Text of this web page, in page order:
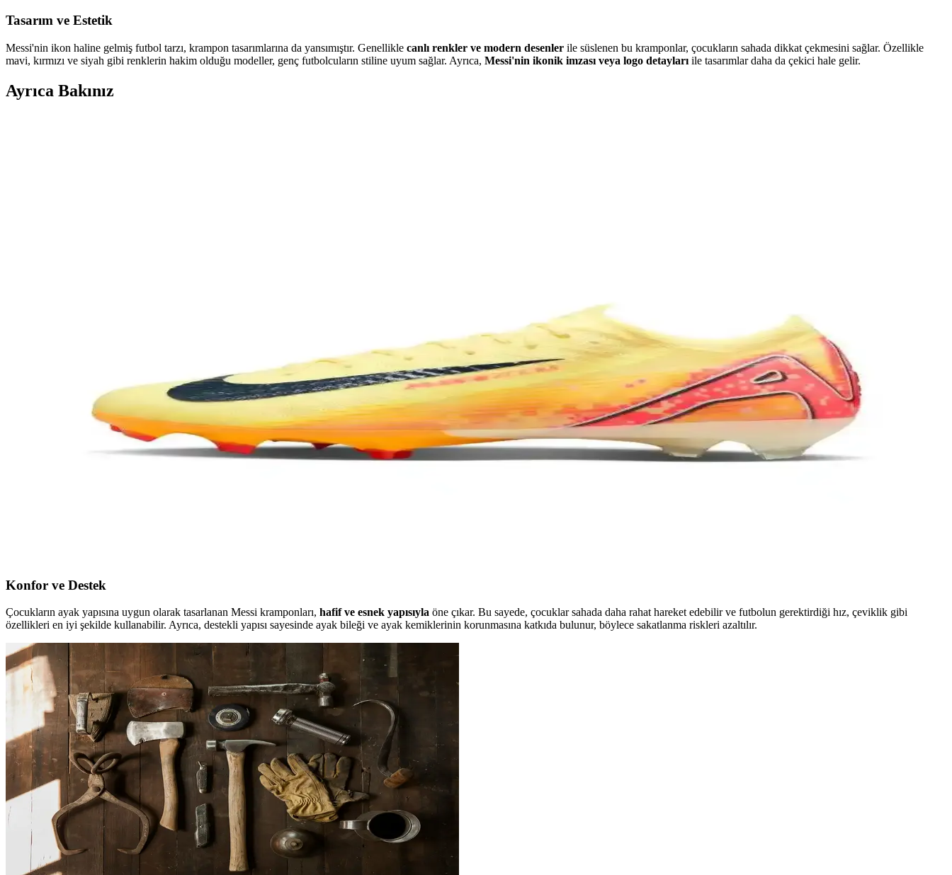
Tasarım ve Estetik
Messi'nin ikon haline gelmiş futbol tarzı, krampon tasarımlarına da yansımıştır. Genellikle canlı renkler ve modern desenler ile süslenen bu kramponlar, çocukların sahada dikkat çekmesini sağlar. Özellikle
mavi, kırmızı ve siyah gibi renklerin hakim olduğu modeller, genç futbolcuların stiline uyum sağlar. Ayrıca, Messi'nin ikonik imzası veya logo detayları ile tasarımlar daha da çekici hale gelir.
Ayrıca Bakınız
Victor Osimhen’in Galatasaray’da 45 numarayı giymesi, kariyerinde yeni bir başlangıcı ve kişisel tercihini yansıtıyor. Bu numara, onun sahadaki duruşunu ve takım içi iletişimini simgeliyor.
Halı Saha Ayakkabısı ve Krampon Seçimi: Performansı Artıran Doğru Ekipmanlar
Halı saha futbolunda performansı artırmak ve güvenliği sağlamak için doğru ayakkabı ve krampon seçimi büyük önem taşır. Yüzeye uygun modeller ve markalar hakkında detaylar burada.
Messi çocuk kramponları: Performansı artıran ve stil sahibi futbol ayakkabıları
Messi çocuk kramponları, şık tasarımı ve üstün performans özellikleriyle küçük futbolcuların favorisi. Hafif, dayanıklı ve konforlu yapısıyla sahada fark yaratır.
Beyaz PSG Forması: Şıklık ve Fonksiyonellik Sunan Modern Spor Giyim Parçası
Konfor ve Destek
Çocukların ayak yapısına uygun olarak tasarlanan Messi kramponları, hafif ve esnek yapısıyla öne çıkar. Bu sayede, çocuklar sahada daha rahat hareket edebilir ve futbolun gerektirdiği hız, çeviklik gibi
özellikleri en iyi şekilde kullanabilir. Ayrıca, destekli yapısı sayesinde ayak bileği ve ayak kemiklerinin korunmasına katkıda bulunur, böylece sakatlanma riskleri azaltılır.